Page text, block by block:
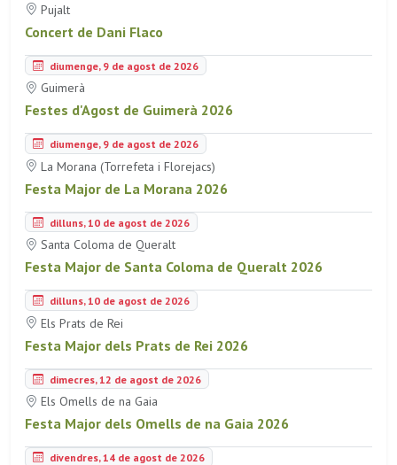
Pujalt
Concert de Dani Flaco
diumenge, 9 de agost de 2026
Guimerà
Festes d'Agost de Guimerà 2026
diumenge, 9 de agost de 2026
La Morana (Torrefeta i Florejacs)
Festa Major de La Morana 2026
dilluns, 10 de agost de 2026
Santa Coloma de Queralt
Festa Major de Santa Coloma de Queralt 2026
dilluns, 10 de agost de 2026
Els Prats de Rei
Festa Major dels Prats de Rei 2026
dimecres, 12 de agost de 2026
Els Omells de na Gaia
Festa Major dels Omells de na Gaia 2026
divendres, 14 de agost de 2026